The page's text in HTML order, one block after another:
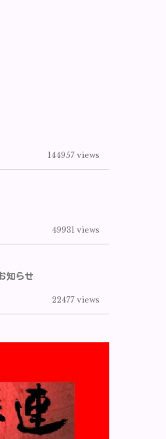
144957 views
49931 views
知らせ
22477 views